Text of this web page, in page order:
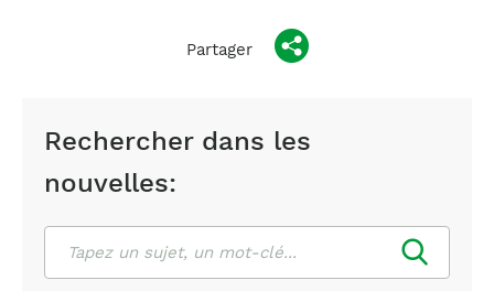
Rechercher dans les
nouvelles:
Partager